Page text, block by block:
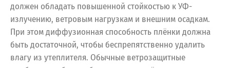
должен обладать повышенной стойкостью к УФ-
излучению, ветровым нагрузкам и внешним осадкам.
При этом диффузионная способность плёнки должна
быть достаточной, чтобы беспрепятственно удалить
влагу из утеплителя. Обычные ветрозащитные